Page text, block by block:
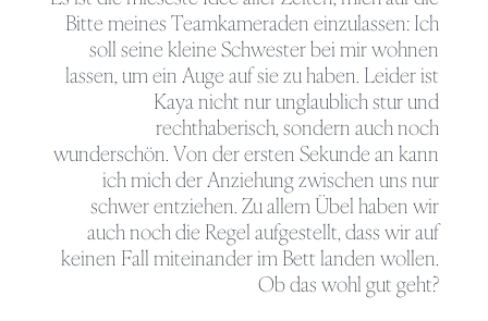
Bitte meines Teamkameraden einzulassen: Ich
soll seine kleine Schwester bei mir wohnen
lassen, um ein Auge auf sie zu haben. Leider ist
Kaya nicht nur unglaublich stur und
rechthaberisch, sondern auch noch
wunderschön. Von der ersten Sekunde an kann
ich mich der Anziehung zwischen uns nur
schwer entziehen. Zu allem Übel haben wir
auch noch die Regel aufgestellt, dass wir auf
keinen Fall miteinander im Bett landen wollen.
Ob das wohl gut geht?